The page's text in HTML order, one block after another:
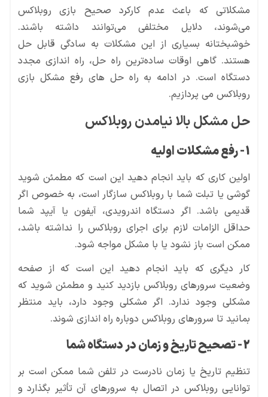
مشکلاتی که باعث عدم کارکرد صحیح بازی روبلاکس
می‌شوند، دلایل مختلفی می‌توانند داشته باشند.
خوشبختانه بسیاری از این مشکلات به سادگی قابل حل
هستند. گاهی اوقات ساده‌ترین راه حل، راه اندازی مجدد
دستگاه است. در ادامه به راه حل های رفع مشکل بازی
روبلاکس می پردازیم.
حل مشکل بالا نیامدن روبلاکس
1- رفع مشکلات اولیه
اولین کاری که باید انجام دهید این است که مطمئن شوید
گوشی یا تبلت شما با روبلاکس سازگار است، به خصوص اگر
قدیمی باشد. اگر دستگاه اندرویدی، آیفون یا آیپد شما
حداقل الزامات لازم برای اجرای روبلاکس را نداشته باشد،
ممکن است باز نشود یا با مشکل مواجه شود.
کار دیگری که باید انجام دهید این است که از صفحه
وضعیت سرورهای روبلاکس بازدید کنید و مطمئن شوید که
مشکلی وجود ندارد. اگر مشکلی وجود دارد، باید منتظر
بمانید تا سرورهای روبلاکس دوباره راه اندازی شوند.
2- تصحیح تاریخ و زمان در دستگاه شما
تنظیم تاریخ یا زمان نادرست در تلفن شما ممکن است بر
توانایی روبلاکس در اتصال به سرورهای آن تأثیر بگذارد و